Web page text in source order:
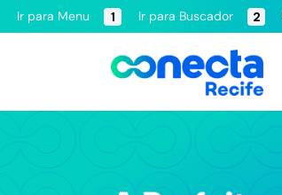
Ir para Menu 1 Ir para Buscador 2